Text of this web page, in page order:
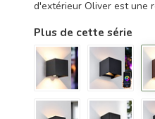
d'extérieur Oliver est une
Plus de cette série